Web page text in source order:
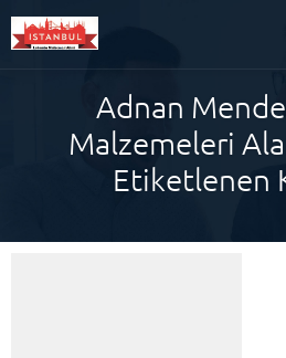
Adnan
Malzemeleri
Etiketlenen